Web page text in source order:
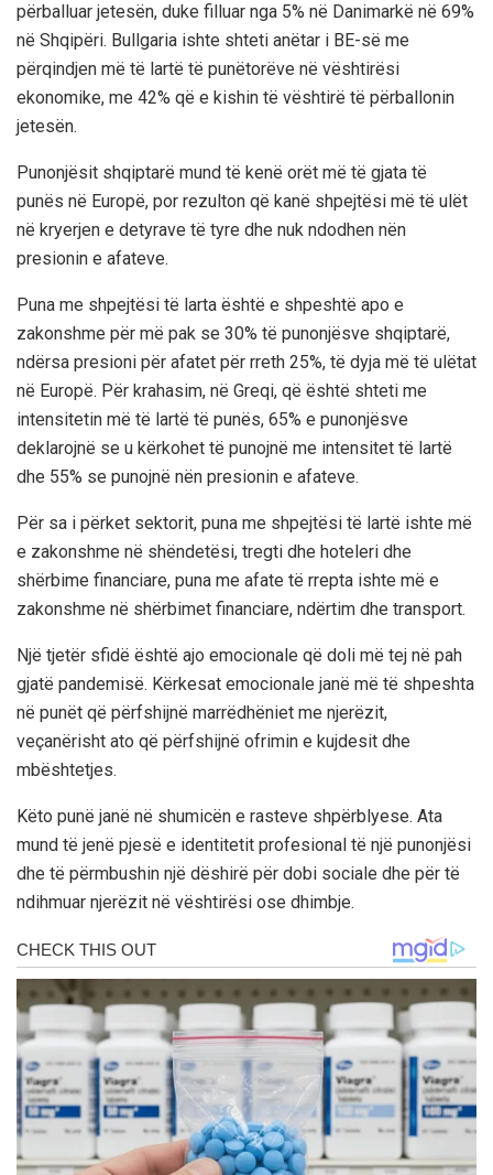
përballuar jetesën, duke filluar nga 5% në Danimarkë në 69%
në Shqipëri. Bullgaria ishte shteti anëtar i BE-së me
përqindjen më të lartë të punëtorëve në vështirësi
ekonomike, me 42% që e kishin të vështirë të përballonin
jetesën.
Punonjësit shqiptarë mund të kenë orët më të gjata të
punës në Europë, por rezulton që kanë shpejtësi më të ulët
në kryerjen e detyrave të tyre dhe nuk ndodhen nën
presionin e afateve.
Puna me shpejtësi të larta është e shpeshtë apo e
zakonshme për më pak se 30% të punonjësve shqiptarë,
ndërsa presioni për afatet për rreth 25%, të dyja më të ulëtat
në Europë. Për krahasim, në Greqi, që është shteti me
intensitetin më të lartë të punës, 65% e punonjësve
deklarojnë se u kërkohet të punojnë me intensitet të lartë
dhe 55% se punojnë nën presionin e afateve.
Për sa i përket sektorit, puna me shpejtësi të lartë ishte më
e zakonshme në shëndetësi, tregti dhe hoteleri dhe
shërbime financiare, puna me afate të rrepta ishte më e
zakonshme në shërbimet financiare, ndërtim dhe transport.
Një tjetër sfidë është ajo emocionale që doli më tej në pah
gjatë pandemisë. Kërkesat emocionale janë më të shpeshta
në punët që përfshijnë marrëdhëniet me njerëzit,
veçanërisht ato që përfshijnë ofrimin e kujdesit dhe
mbështetjes.
Këto punë janë në shumicën e rasteve shpërblyese. Ata
mund të jenë pjesë e identitetit profesional të një punonjësi
dhe të përmbushin një dëshirë për dobi sociale dhe për të
ndihmuar njerëzit në vështirësi ose dhimbje.